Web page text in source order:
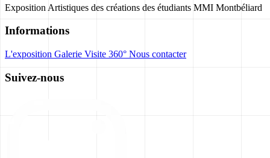
Exposition Artistiques des créations des étudiants MMI Montbéliard
Informations
L'exposition Galerie Visite 360° Nous contacter
Suivez-nous